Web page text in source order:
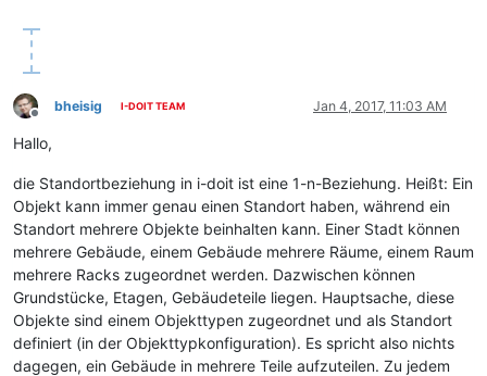
Offline
bheisig I-DOIT TEAM Jan 4, 2017, 11:03 AM
Hallo,
die Standortbeziehung in i-doit ist eine 1-n-Beziehung. Heißt: Ein
Objekt kann immer genau einen Standort haben, während ein
Standort mehrere Objekte beinhalten kann. Einer Stadt können
mehrere Gebäude, einem Gebäude mehrere Räume, einem Raum
mehrere Racks zugeordnet werden. Dazwischen können
Grundstücke, Etagen, Gebäudeteile liegen. Hauptsache, diese
Objekte sind einem Objekttypen zugeordnet und als Standort
definiert (in der Objekttypkonfiguration). Es spricht also nichts
dagegen, ein Gebäude in mehrere Teile aufzuteilen. Zu jedem